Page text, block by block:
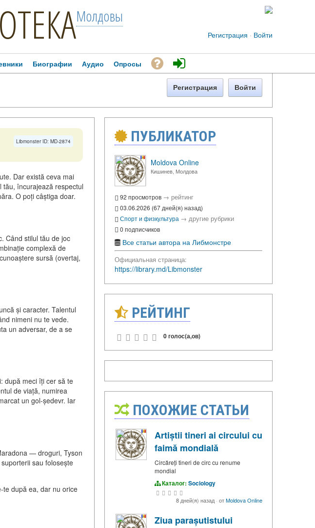
Молдовы
Регистрация · Войти
Биографии Аудио Опросы
Регистрация Войти
Libmonster ID: MD-2874
Dar există ceva mai
încurajează respectul
O poți câștiga doar.
Când stilul tău de joc
complexă de
sursă (overtaj,
și caracter. Talentul
nimeni nu te vede.
un adversar, de a se
după meci îți cer să te
de viață, numirea
un gol-ședevr. Iar
— droguri, Tyson
sau folosește
te după ea, dar nu orice
ПУБЛИКАТОР
Moldova Online
Кишинев, Молдова
92 просмотров → рейтинг
03.06.2026 (67 дней(я) назад)
Спорт и физкультура → другие рубрики
0 подписчиков
Все статьи автора на Либмонстре
Официальная страница:
https://library.md/Libmonster
РЕЙТИНГ
0 голос(а,ов)
ПОХОЖИЕ СТАТЬИ
Artiștii tineri ai circului cu
faimă mondială
Circăreți tineri de circ cu renume
mondial
Каталог: Sociology
8 дней(я) назад· отMoldova Online
Ziua parașutistului